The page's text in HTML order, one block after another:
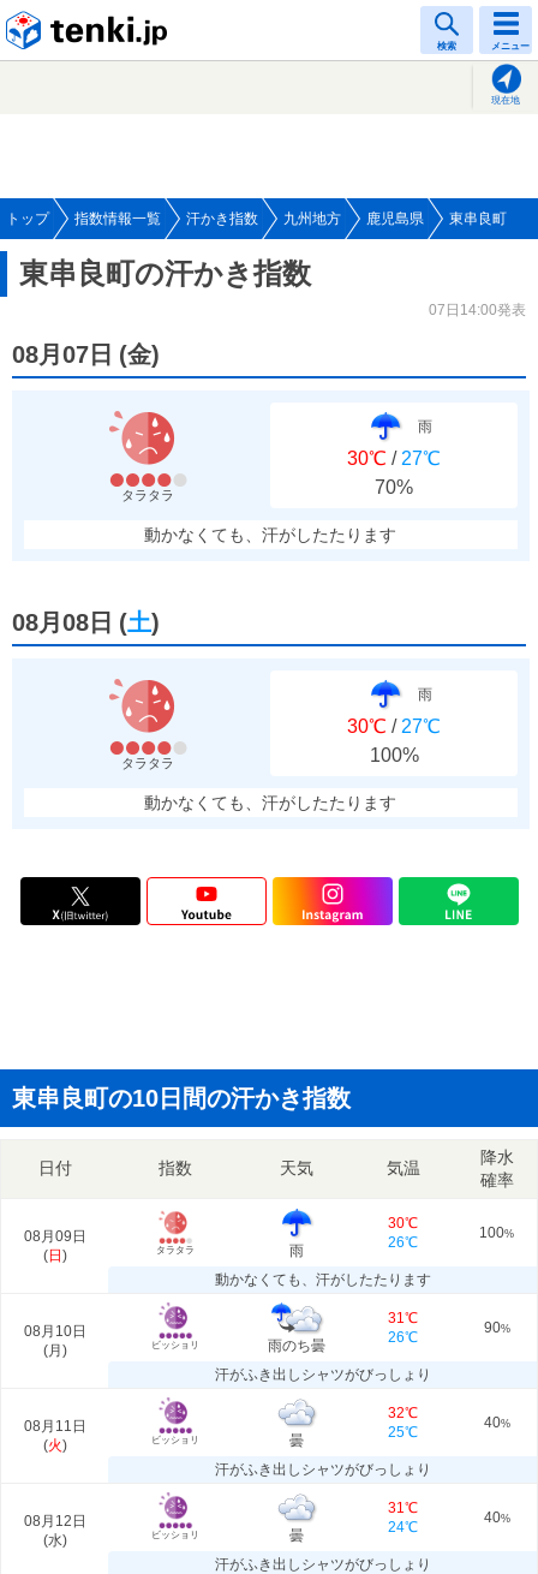
検索 メニュー
現在地
トップ 指数情報一覧 汗かき指数 九州地方 鹿児島県 東串良町
東串良町の汗かき指数
07日14:00発表
08月07日 (金)
タラタラ
雨
30℃ / 27℃
70%
動かなくても、汗がしたたります
08月08日 (土)
タラタラ
雨
30℃ / 27℃
100%
動かなくても、汗がしたたります
東串良町の10日間の汗かき指数
日付 指数 天気 気温
降水
確率
08月09日
(日 ) タラタラ 雨
30℃
26℃
100%
動かなくても、汗がしたたります
08月10日
(月 ) ビッショリ 雨のち曇
31℃
26℃
90%
汗がふき出しシャツがびっしょり
08月11日
(火) ビッショリ 曇
32℃
25℃
40%
汗がふき出しシャツがびっしょり
08月12日
(水) ビッショリ 曇
31℃
24℃
40%
汗がふき出しシャツがびっしょり